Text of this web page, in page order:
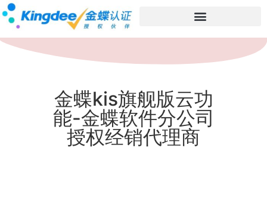
金蝶kis旗舰版云功
能-金蝶软件分公司
授权经销代理商